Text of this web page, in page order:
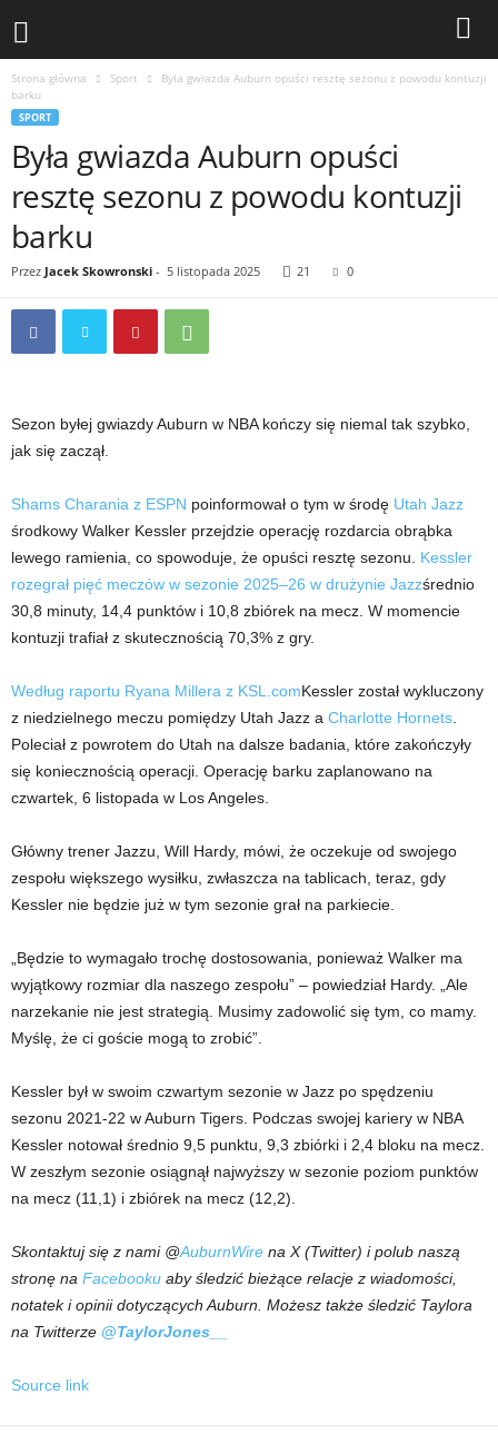
Strona główna Sport
Była gwiazda Auburn opuści resztę sezonu z powodu kontuzji
barku
SPORT
Była gwiazda Auburn opuści
resztę sezonu z powodu kontuzji
barku
Przez Jacek Skowronski - 5 listopada 2025 21 0
Sezon byłej gwiazdy Auburn w NBA kończy się niemal tak szybko,
jak się zaczął.
Shams Charania z ESPN poinformował o tym w środę Utah Jazz
środkowy Walker Kessler przejdzie operację rozdarcia obrąbka
lewego ramienia, co spowoduje, że opuści resztę sezonu. Kessler
rozegrał pięć meczów w sezonie 2025–26 w drużynie Jazzśrednio
30,8 minuty, 14,4 punktów i 10,8 zbiórek na mecz. W momencie
kontuzji trafiał z skutecznością 70,3% z gry.
Według raportu Ryana Millera z KSL.comKessler został wykluczony
z niedzielnego meczu pomiędzy Utah Jazz a Charlotte Hornets
Poleciał z powrotem do Utah na dalsze badania, które zakończyły
się koniecznością operacji. Operację barku zaplanowano na
czwartek, 6 listopada w Los Angeles.
Główny trener Jazzu, Will Hardy, mówi, że oczekuje od swojego
zespołu większego wysiłku, zwłaszcza na tablicach, teraz, gdy
Kessler nie będzie już w tym sezonie grał na parkiecie.
„Będzie to wymagało trochę dostosowania, ponieważ Walker ma
wyjątkowy rozmiar dla naszego zespołu” – powiedział Hardy. „Ale
narzekanie nie jest strategią. Musimy zadowolić się tym, co mamy.
Myślę, że ci goście mogą to zrobić”.
Kessler był w swoim czwartym sezonie w Jazz po spędzeniu
sezonu 2021-22 w Auburn Tigers. Podczas swojej kariery w NBA
Kessler notował średnio 9,5 punktu, 9,3 zbiórki i 2,4 bloku na mecz.
W zeszłym sezonie osiągnął najwyższy w sezonie poziom punktów
na mecz (11,1) i zbiórek na mecz (12,2).
Skontaktuj się z nami @AuburnWire na X (Twitter) i polub naszą
stronę na Facebooku aby śledzić bieżące relacje z wiadomości,
notatek i opinii dotyczących Auburn. Możesz także śledzić Taylora
na Twitterze @TaylorJones__
Source link